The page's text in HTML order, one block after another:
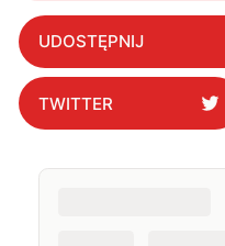
który zmienia
UDOSTĘPNIJ
TWITTER